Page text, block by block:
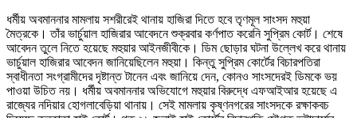
ধর্মীয় অবমাননার মামলায় সশরীরেই থানায় হাজিরা দিতে হবে তৃণমূল সাংসদ মহুয়া
মৈত্রকে। তাঁর ভার্চুয়াল হাজিরার আবেদনে শুক্রবার কর্ণপাত করেনি সুপ্রিম কোর্ট। শেষে
আবেদন তুলে নিতে হয়েছে মহুয়ার আইনজীবীকে। ডিম ছোড়ার ঘটনা উল্লেখ করে থানায়
ভার্চুয়াল হাজিরার আবেদন জানিয়েছিলেন মহুয়া। কিন্তু সুপ্রিম কোর্টের বিচারপতিরা
স্বাধীনতা সংগ্রামীদের দৃষ্টান্ত টানেন এবং জানিয়ে দেন, কোনও সাংসদেরই ডিমকে ভয়
পাওয়া উচিত নয়। ধর্মীয় অবমাননার অভিযোগে মহুয়ার বিরুদ্ধে এফআইআর হয়েছে এ
রাজ্যের নদিয়ার হোগলাবেড়িয়া থানায়। সেই মামলায় কৃষ্ণনগরের সাংসদকে রক্ষাকবচ